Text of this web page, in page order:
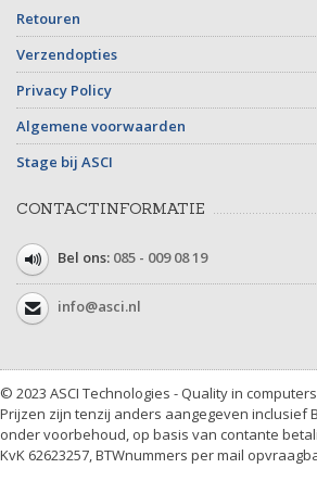
Retouren
Verzendopties
Privacy Policy
Algemene voorwaarden
Stage bij ASCI
CONTACTINFORMATIE
Bel ons: 085 - 009 08 19
info@asci.nl
© 2023 ASCI Technologies - Quality in computers
Prijzen zijn tenzij anders aangegeven inclusief
onder voorbehoud, op basis van contante
KvK 62623257, BTWnummers per mail